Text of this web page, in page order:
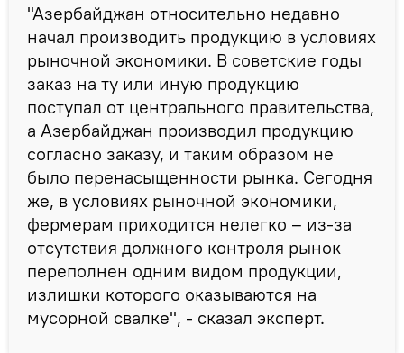
"Азербайджан относительно недавно
начал производить продукцию в условиях
рыночной экономики. В советские годы
заказ на ту или иную продукцию
поступал от центрального правительства,
а Азербайджан производил продукцию
согласно заказу, и таким образом не
было перенасыщенности рынка. Сегодня
же, в условиях рыночной экономики,
фермерам приходится нелегко – из-за
отсутствия должного контроля рынок
переполнен одним видом продукции,
излишки которого оказываются на
мусорной свалке", - сказал эксперт.